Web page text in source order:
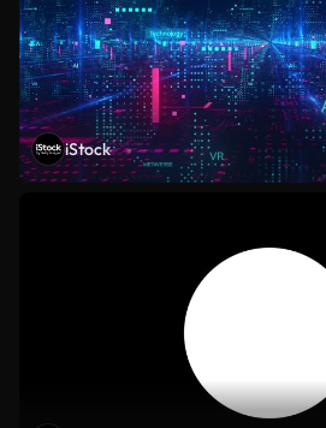
iStock